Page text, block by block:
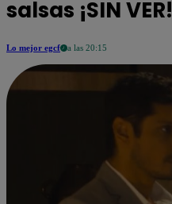
salsas ¡SIN VER!
Lo mejor egcf a las 20:15